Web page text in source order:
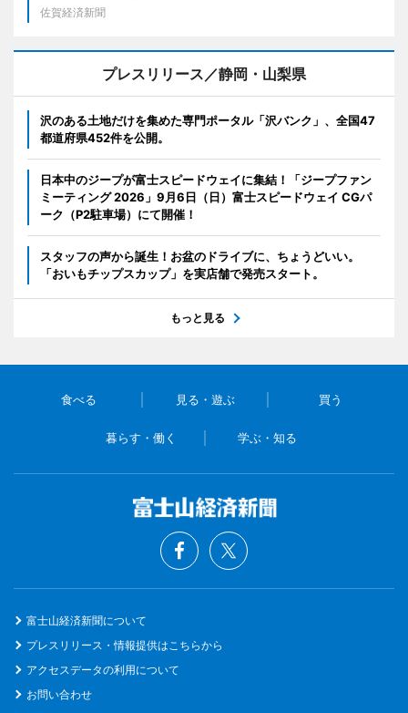
佐賀経済新聞
プレスリリース／静岡・山梨県
沢のある土地だけを集めた専門ポータル「沢バンク」、全国47
都道府県452件を公開。
日本中のジープが富士スピードウェイに集結！「ジープファン
ミーティング 2026」9月6日（日）富士スピードウェイ CGパ
ーク（P2駐車場）にて開催！
スタッフの声から誕生！お盆のドライブに、ちょうどいい。
「おいもチップスカップ」を実店舗で発売スタート。
もっと見る
食べる 見る・遊ぶ 買う
暮らす・働く 学ぶ・知る
富士山経済新聞について
プレスリリース・情報提供はこちらから
アクセスデータの利用について
お問い合わせ